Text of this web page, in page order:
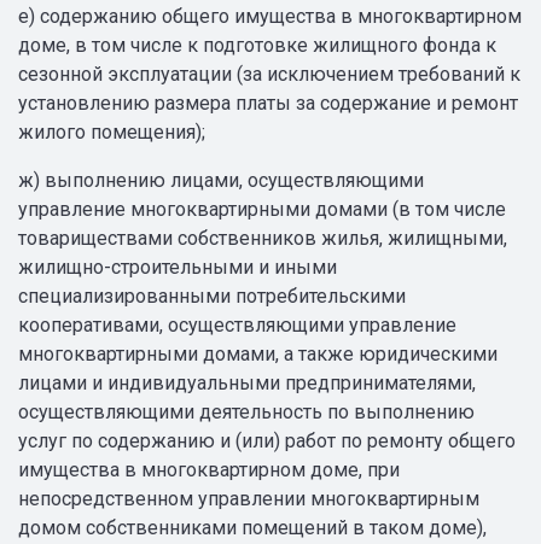
е) содержанию общего имущества в многоквартирном
доме, в том числе к подготовке жилищного фонда к
сезонной эксплуатации (за исключением требований к
установлению размера платы за содержание и ремонт
жилого помещения);
ж) выполнению лицами, осуществляющими
управление многоквартирными домами (в том числе
товариществами собственников жилья, жилищными,
жилищно-строительными и иными
специализированными потребительскими
кооперативами, осуществляющими управление
многоквартирными домами, а также юридическими
лицами и индивидуальными предпринимателями,
осуществляющими деятельность по выполнению
услуг по содержанию и (или) работ по ремонту общего
имущества в многоквартирном доме, при
непосредственном управлении многоквартирным
домом собственниками помещений в таком доме),